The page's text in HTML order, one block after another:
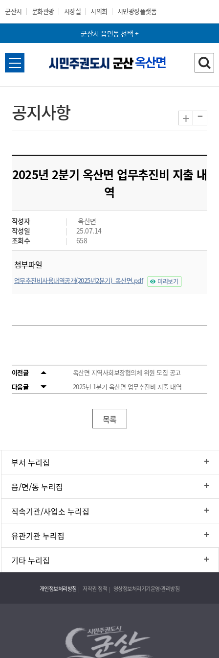
군산시 문화관광 시장실 시의회 시민광장플랫폼
군산시 읍면동 선택 +
옥산면
전
뉴
열
검
공지사항 + -
2025년 2분기 옥산면 업무추진비 지출 내
역
작성자
옥산면
작성일
25.07.14
조회수
658
첨부파일
업무추진비사용내역공개(2025년2분기)_옥산면.pdf 미리보기
이전글
옥산면 지역사회보장협의체 위원 모집 공고
다음글
2025년 1분기 옥산면 업무추진비 지출 내역
목록
부서 누리집
읍/면/동 누리집
직속기관/사업소 누리집
유관기관 누리집
기타 누리집
개인정보처리방침 저작권 정책 영상정보처리기기운영·관리방침